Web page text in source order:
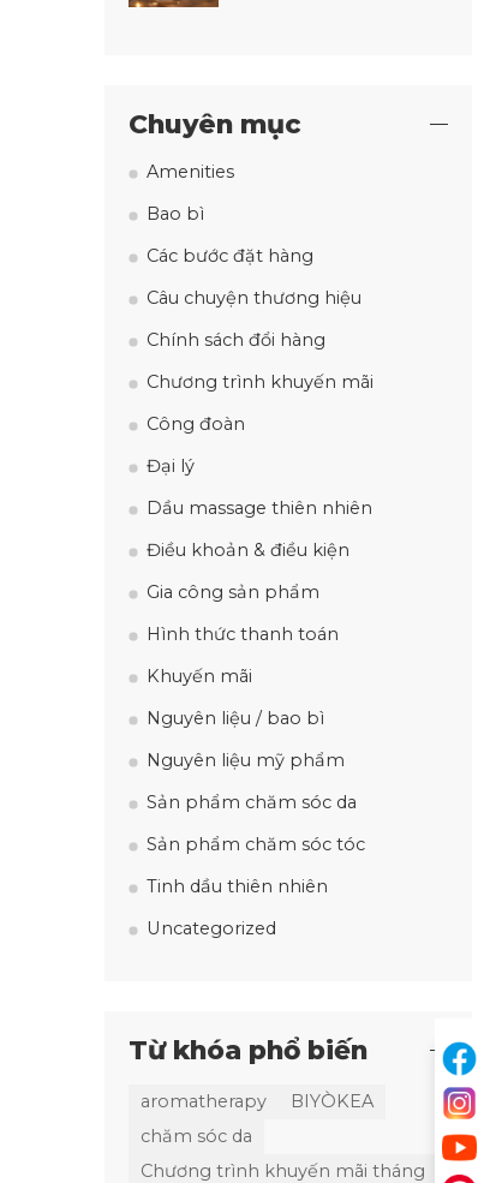
Chuyên mục
Amenities
Bao bì
Các bước đặt hàng
Câu chuyện thương hiệu
Chính sách đổi hàng
Chương trình khuyến mãi
Công đoàn
Đại lý
Dầu massage thiên nhiên
Điều khoản & điều kiện
Gia công sản phẩm
Hình thức thanh toán
Khuyến mãi
Nguyên liệu / bao bì
Nguyên liệu mỹ phẩm
Sản phẩm chăm sóc da
Sản phẩm chăm sóc tóc
Tinh dầu thiên nhiên
Uncategorized
Từ khóa phổ biến
aromatherapy
BIYÒKEA
chăm sóc da
Chương trình khuyến mãi tháng